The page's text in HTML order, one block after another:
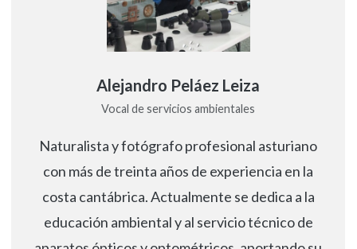
Alejandro Peláez Leiza
Vocal de servicios ambientales
Naturalista y fotógrafo profesional asturiano
con más de treinta años de experiencia en la
costa cantábrica. Actualmente se dedica a la
educación ambiental y al servicio técnico de